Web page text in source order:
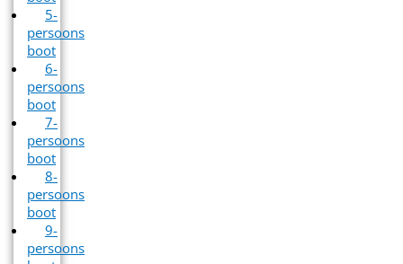
5-
persoons
boot
6-
persoons
boot
7-
persoons
boot
8-
persoons
boot
9-
persoons